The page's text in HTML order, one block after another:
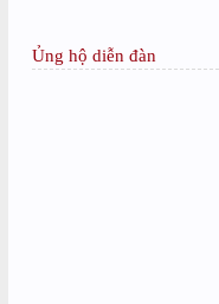
Ủng hộ diễn đàn